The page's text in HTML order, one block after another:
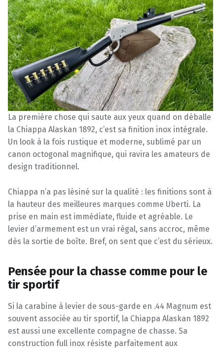
La première chose qui saute aux yeux quand on déballe
la Chiappa Alaskan 1892, c’est sa finition inox intégrale.
Un look à la fois rustique et moderne, sublimé par un
canon octogonal magnifique, qui ravira les amateurs de
design traditionnel.
Chiappa n’a pas lésiné sur la qualité : les finitions sont à
la hauteur des meilleures marques comme Uberti. La
prise en main est immédiate, fluide et agréable. Le
levier d’armement est un vrai régal, sans accroc, même
dès la sortie de boîte. Bref, on sent que c’est du sérieux.
Pensée pour la chasse comme pour le
tir sportif
Si la carabine à levier de sous-garde en .44 Magnum est
souvent associée au tir sportif, la Chiappa Alaskan 1892
est aussi une excellente compagne de chasse. Sa
construction full inox résiste parfaitement aux